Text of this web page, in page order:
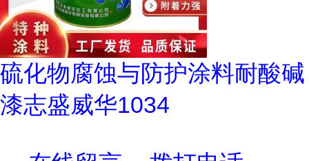
硫化物腐蚀与防护涂料耐酸碱
漆志盛威华1034